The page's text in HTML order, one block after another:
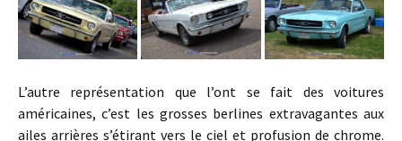
L’autre représentation que l’ont se fait des voitures
américaines, c’est les grosses berlines extravagantes aux
ailes arrières s’étirant vers le ciel et profusion de chrome.